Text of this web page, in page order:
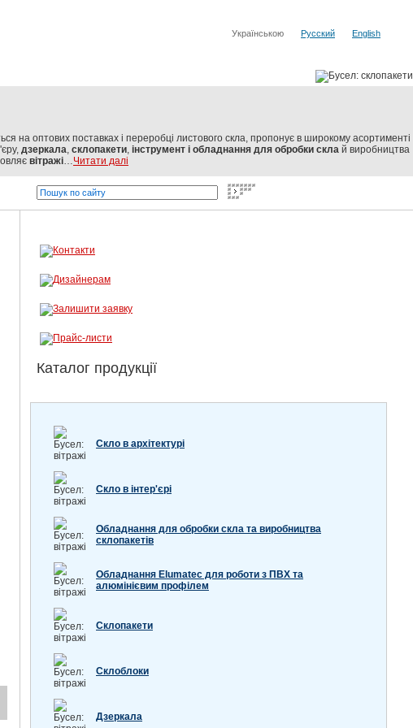
Українською Русский English
на оптових поставках і переробці листового скла, пропонує в широкому асортименті
дзеркала, склопакети, інструмент і обладнання для обробки скла й виробництва
вітражі…Читати далі
від світових виробників Бусел - різка скла, обробка скла,
Каталог продукції
Скло в архітектурі
Скло в інтер'єрі
Обладнання для обробки скла та виробництва
склопакетів
Обладнання Elumatec для роботи з ПВХ та
алюмінієвим профілем
Склопакети
Склоблоки
Дзеркала